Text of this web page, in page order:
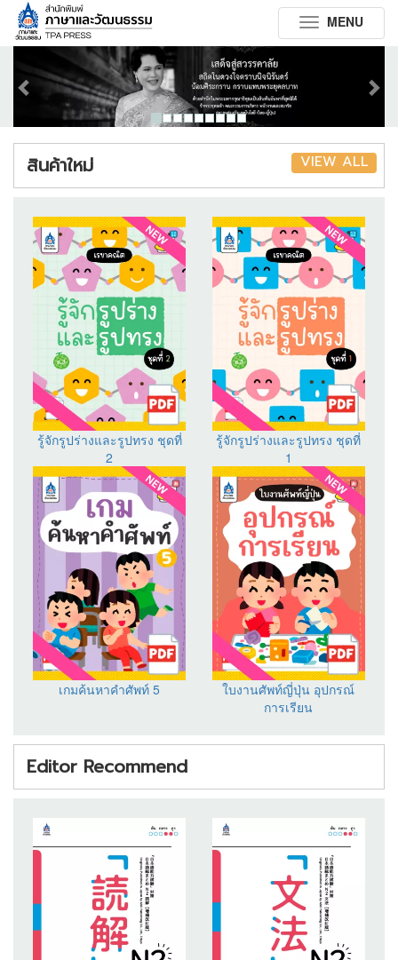
Toggle
navigation
MENU
Previous
สินค้าใหม่ VIEW ALL
รู้จักรูปร่างและรูปทรง ชุดที่
2
รู้จักรูปร่างและรูปทรง ชุดที่
1
เกมค้นหาคำศัพท์ 5
ใบงานศัพท์ญี่ปุ่น อุปกรณ์
การเรียน
Editor Recommend